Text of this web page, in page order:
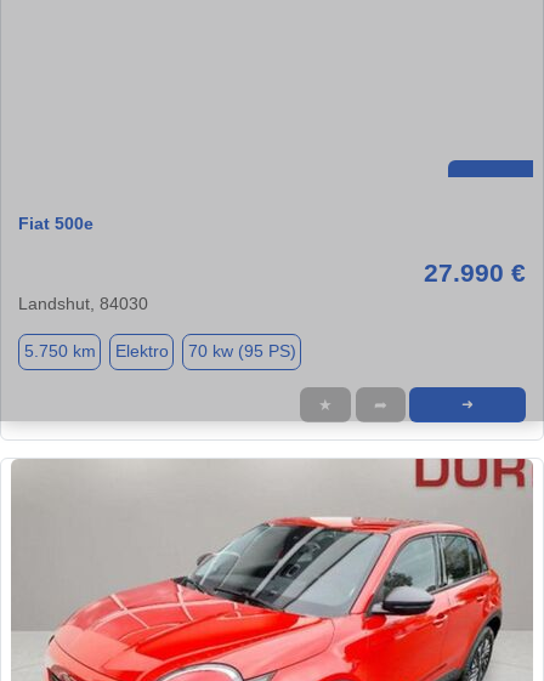
Fiat 500e
27.990 €
Landshut, 84030
5.750 km Elektro 70 kw (95 PS)
★ ➦ ➜